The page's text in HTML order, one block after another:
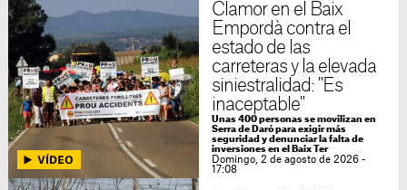
Clamor en el Baix
Empordà contra el
estado de las
carreteras y la elevada
siniestralidad: "Es
inaceptable"
Unas 400 personas se movilizan en
Serra de Daró para exigir más
seguridad y denunciar la falta de
inversiones en el Baix Ter
Domingo, 2 de agosto de 2026 -
17:08